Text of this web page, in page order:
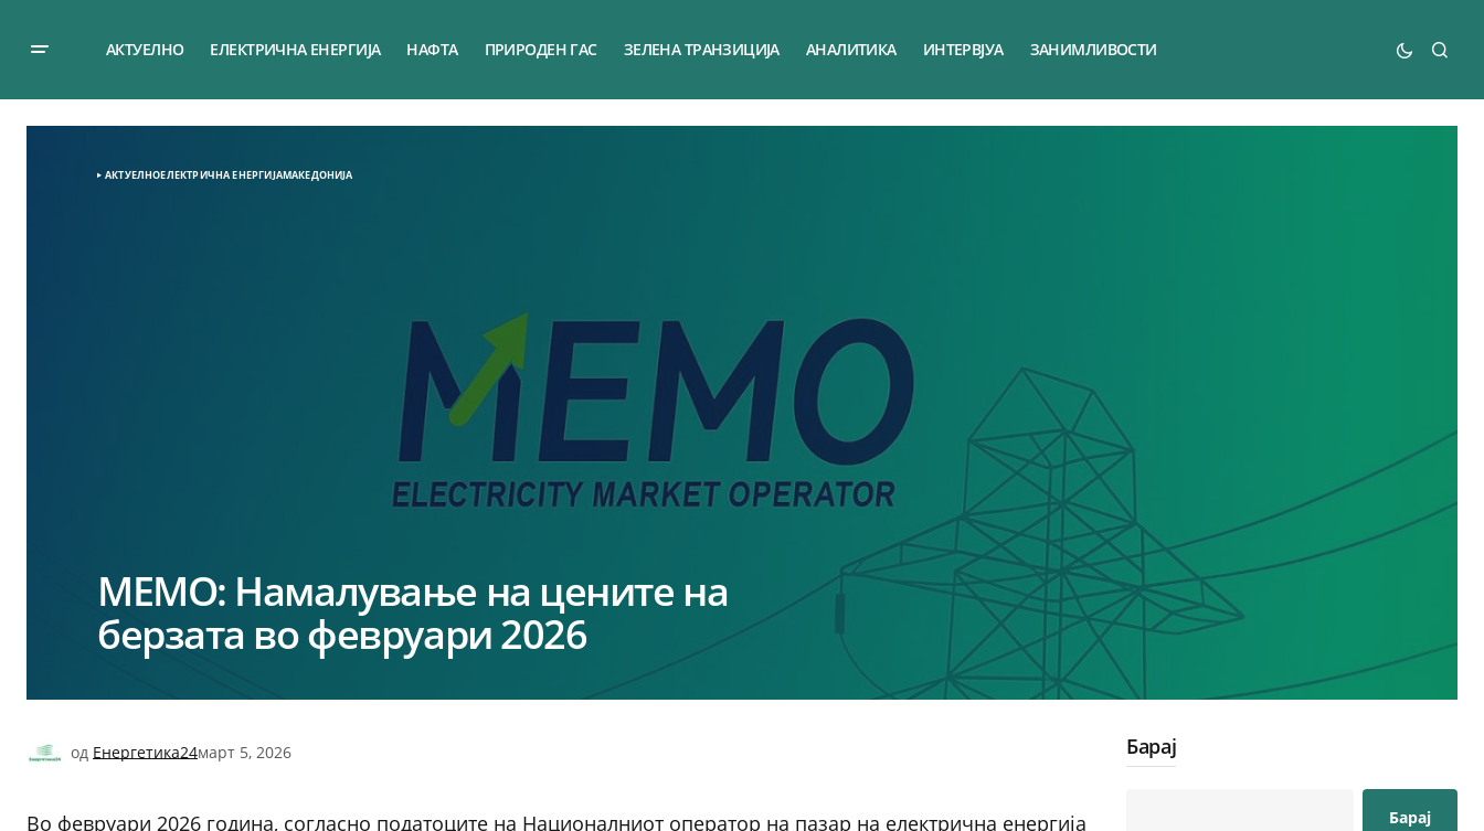
АКТУЕЛНО ЕЛЕКТРИЧНА ЕНЕРГИЈА НАФТА ПРИРОДЕН ГАС ЗЕЛЕНА ТРАНЗИЦИЈА АНАЛИТИКА ИНТЕРВЈУА ЗАНИМЛИВОСТИ
АКТУЕЛНОЕЛЕКТРИЧНА ЕНЕРГИЈАМАКЕДОНИЈА
МЕМО: Намалување на цените на
берзата во февруари 2026
од Енергетика24март 5, 2026
Во февруари 2026 година, согласно податоците на Националниот оператор на пазар на електрична енергија
Барај
Барај